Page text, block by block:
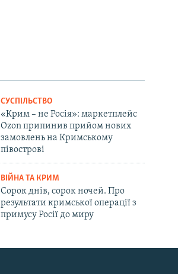
СУСПІЛЬСТВО
«Крим – не Росія»: маркетплейс
Ozon припинив прийом нових
замовлень на Кримському
півострові
ВІЙНА ТА КРИМ
Сорок днів, сорок ночей. Про
результати кримської операції з
примусу Росії до миру